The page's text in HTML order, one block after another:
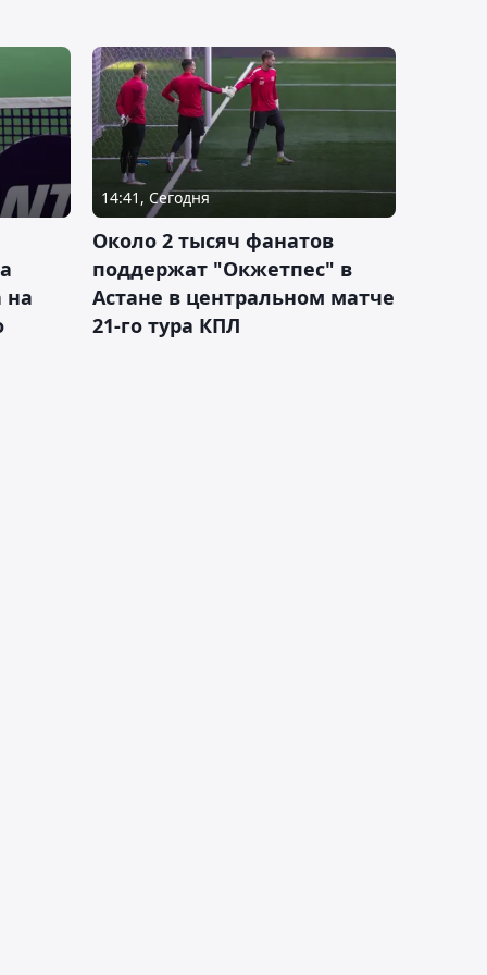
на
14:41, Сегодня
Около 2 тысяч фанатов
поддержат "Окжетпес" в
Астане в центральном матче
21-го тура КПЛ